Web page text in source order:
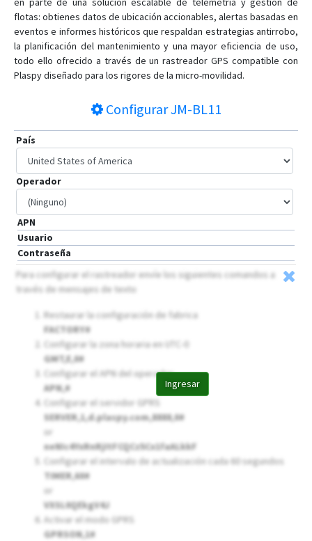
flotas: obtienes datos de ubicación accionables, alertas basadas en
eventos e informes históricos que respaldan estrategias antirrobo,
la planificación del mantenimiento y una mayor eficiencia de uso,
todo ello ofrecido a través de un rastreador GPS compatible con
Plaspy diseñado para los rigores de la micro-movilidad.
ConfigurarJM-BL11
País
Operador
APN
Usuario
Contraseña
Ingresar
Para configurar el rastreador envíe los siguientes comandos a
través de mensajes de texto
Restaurar la configuración de fabrica
FACTORY#
Configurar la zona horaria en UTC-0
GMT,E,0#
Configurar el APN del operador
APN,#
Configurar el servidor GPRS
SERVER,1,d.plaspy.com,8888,0#
or
neNIc4YxRnRjItFCQCz5Cx1faALkkF
Configurar el intervalo de actualización cada 60 segundos
TIMER,60#
or
VXSL0QEkgV4J
Activar el modo GPRS
GPRSON,1#